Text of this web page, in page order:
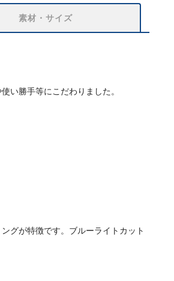
素材・サイズ
い勝手等にこだわりました。
グが特徴です。ブルーライトカット